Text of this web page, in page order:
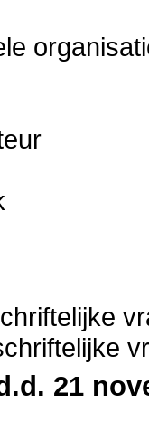
21